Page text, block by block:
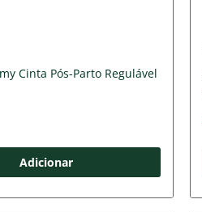
Cinta Pós-Parto Regulável
Adicionar